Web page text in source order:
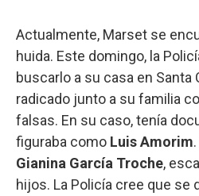
Actualmente, Marset se
huida. Este domingo, la
buscarlo a su casa en Santa
radicado junto a su familia
falsas. En su caso, tenía
figuraba como Luis Amorim
Gianina García Troche,
hijos. La Policía cree que se